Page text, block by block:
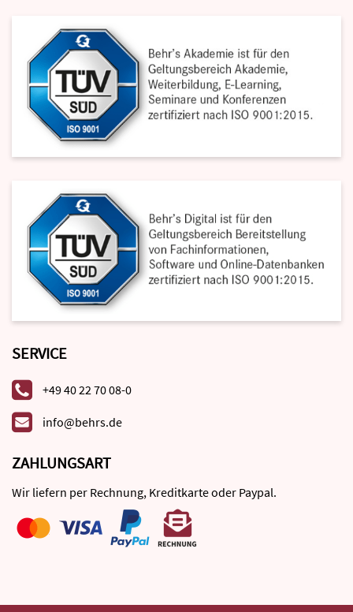
SERVICE
+49 40 22 70 08-0
info@behrs.de
ZAHLUNGSART
Wir liefern per Rechnung, Kreditkarte oder Paypal.